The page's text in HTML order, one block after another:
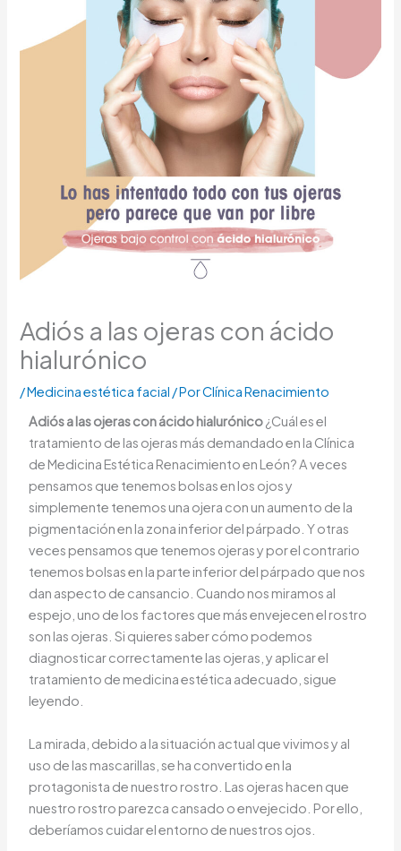
Adiós a las ojeras con ácido
hialurónico
/Medicina estética facial / PorClínica Renacimiento
Adiós a las ojeras con ácido hialurónico¿Cuál es el
tratamiento de las ojeras más demandado en la Clínica
de Medicina Estética Renacimiento en León? A veces
pensamos que tenemos bolsas en los ojos y
simplemente tenemos una ojera con un aumento de la
pigmentación en la zona inferior del párpado. Y otras
veces pensamos que tenemos ojeras y por el contrario
tenemos bolsas en la parte inferior del párpado que nos
dan aspecto de cansancio. Cuando nos miramos al
espejo, uno de los factores que más envejecen el rostro
son las ojeras. Si quieres saber cómo podemos
diagnosticar correctamente las ojeras, y aplicar el
tratamiento de medicina estética adecuado, sigue
leyendo.
La mirada, debido a la situación actual que vivimos y al
uso de las mascarillas, se ha convertido en la
protagonista de nuestro rostro. Las ojeras hacen que
nuestro rostro parezca cansado o envejecido. Por ello,
deberíamos cuidar el entorno de nuestros ojos.